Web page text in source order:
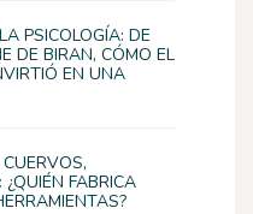
PSICOLOGÍA: DE
DE BIRAN, CÓMO EL
EN UNA
FABRICA